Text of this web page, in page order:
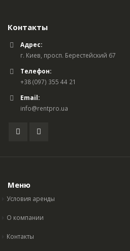
Контакты
Адрес:
г. Киев, просп. Берестейский 67
Телефон:
+38 (097) 355 44 21
Email:
info@rentpro.ua
Меню
Условия аренды
О компании
Контакты